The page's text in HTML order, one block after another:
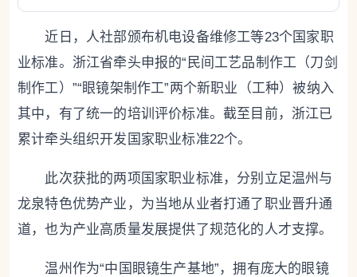
近日，人社部颁布机电设备维修工等23个国家职
业标准。浙江省牵头申报的“民间工艺品制作工（刀剑
制作工）”“眼镜架制作工”两个新职业（工种）被纳入
其中，有了统一的培训评价标准。截至目前，浙江已
累计牵头组织开发国家职业标准22个。
此次获批的两项国家职业标准，分别立足温州与
龙泉特色优势产业，为当地从业者打通了职业晋升通
道，也为产业高质量发展提供了规范化的人才支撑。
温州作为“中国眼镜生产基地”，拥有庞大的眼镜